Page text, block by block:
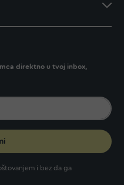
direktno u tvoj inbox,
i bez da ga